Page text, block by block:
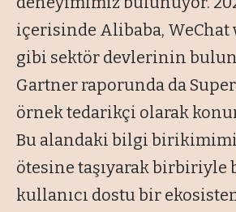
içerisinde Alibaba, WeChat
gibi sektör devlerinin
Gartner raporunda da
örnek tedarikçi olarak
Bu alandaki bilgi
ötesine taşıyarak birbiriyle
kullanıcı dostu bir